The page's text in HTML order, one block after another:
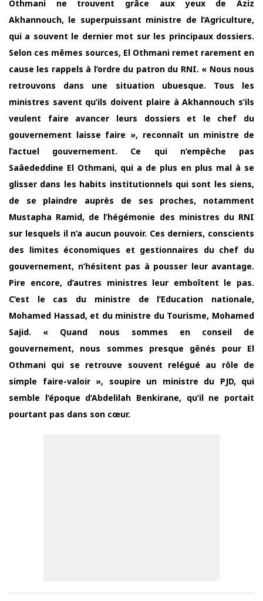
Othmani ne trouvent grâce aux yeux de Aziz
Akhannouch, le superpuissant ministre de l’Agriculture,
qui a souvent le dernier mot sur les principaux dossiers.
Selon ces mêmes sources, El Othmani remet rarement en
cause les rappels à l’ordre du patron du RNI. « Nous nous
retrouvons dans une situation ubuesque. Tous les
ministres savent qu’ils doivent plaire à Akhannouch s’ils
veulent faire avancer leurs dossiers et le chef du
gouvernement laisse faire », reconnaît un ministre de
l’actuel gouvernement. Ce qui n’empêche pas
Saâededdine El Othmani, qui a de plus en plus mal à se
glisser dans les habits institutionnels qui sont les siens,
de se plaindre auprès de ses proches, notamment
Mustapha Ramid, de l’hégémonie des ministres du RNI
sur lesquels il n’a aucun pouvoir. Ces derniers, conscients
des limites économiques et gestionnaires du chef du
gouvernement, n’hésitent pas à pousser leur avantage.
Pire encore, d’autres ministres leur emboîtent le pas.
C’est le cas du ministre de l’Education nationale,
Mohamed Hassad, et du ministre du Tourisme, Mohamed
Sajid. « Quand nous sommes en conseil de
gouvernement, nous sommes presque gênés pour El
Othmani qui se retrouve souvent relégué au rôle de
simple faire-valoir », soupire un ministre du PJD, qui
semble l’époque d’Abdelilah Benkirane, qu’il ne portait
pourtant pas dans son cœur.